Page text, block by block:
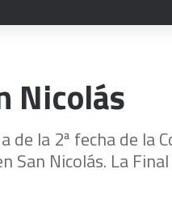
Nicolás
de la 2ª fecha de la
San Nicolás. La